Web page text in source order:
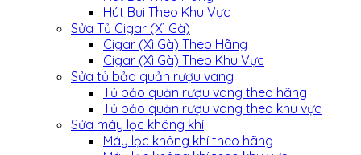
Hút Bụi Theo Khu Vực
Sửa Tủ Cigar (Xì Gà)
Cigar (Xì Gà) Theo Hãng
Cigar (Xì Gà) Theo Khu Vực
Sửa tủ bảo quản rượu vang
Tủ bảo quản rượu vang theo hãng
Tủ bảo quản rượu vang theo khu vực
Sửa máy lọc không khí
Máy lọc không khí theo hãng